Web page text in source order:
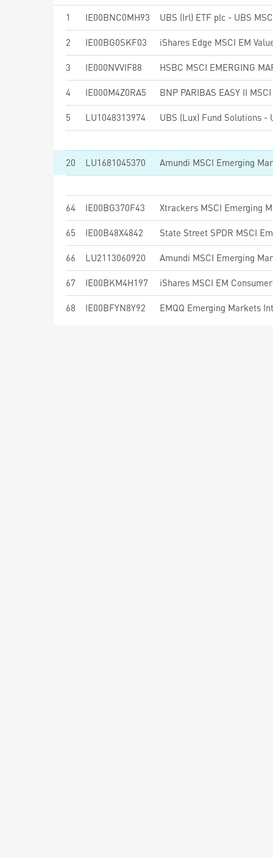
1
IE00BNC0MH93
2 IE00BG0SKF03 iShares Edge MSCI EM
3 IE000NVVIF88
4 IE000M4Z0RA5
5 LU1048313974
20 LU1681045370
64 IE00BG370F43 Xtrackers MSCI Emerging
65 IE00B48X4842
66 LU2113060920 Amundi MSCI Emerging
67 IE00BKM4H197 iShares MSCI EM
68 IE00BFYN8Y92 EMQQ Emerging Markets